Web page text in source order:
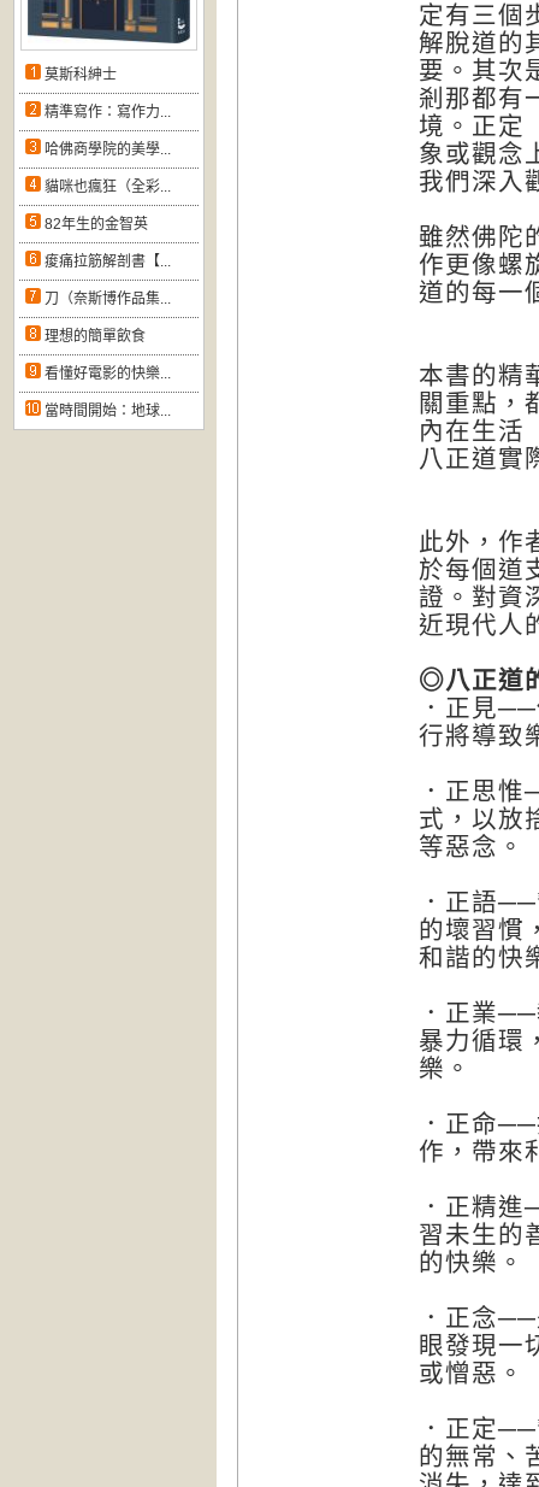
莫斯科紳士
精準寫作：寫作力...
哈佛商學院的美學...
貓咪也瘋狂（全彩...
82年生的金智英
痠痛拉筋解剖書【...
刀（奈斯博作品集...
理想的簡單飲食
看懂好電影的快樂...
當時間開始：地球...
定有三個
解脫道的
要。其次
剎那都有
境。正定
象或觀念
我們深入
雖然佛陀
作更像螺
道的每一
本書的精
關重點，
內在生活
八正道實
此外，作
於每個道
證。對資
近現代人
◎八正道
．正見
行將導致
．正思
式，以放
等惡念。
．正語
的壞習慣
和諧的快
．正業
暴力循環
樂。
．正命
作，帶來
．正精
習未生的
的快樂。
．正念
眼發現一
或憎惡。
．正定
的無常、